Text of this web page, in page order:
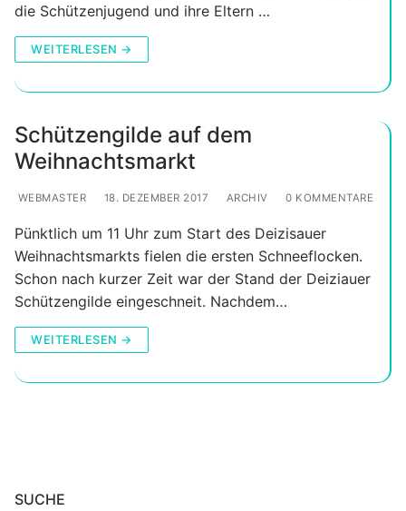
die Schützenjugend und ihre Eltern …
WEITERLESEN →
Schützengilde auf dem
Weihnachtsmarkt
WEBMASTER 18. DEZEMBER 2017 ARCHIV 0 KOMMENTARE
Pünktlich um 11 Uhr zum Start des Deizisauer
Weihnachtsmarkts fielen die ersten Schneeflocken.
Schon nach kurzer Zeit war der Stand der Deiziauer
Schützengilde eingeschneit. Nachdem…
WEITERLESEN →
SUCHE